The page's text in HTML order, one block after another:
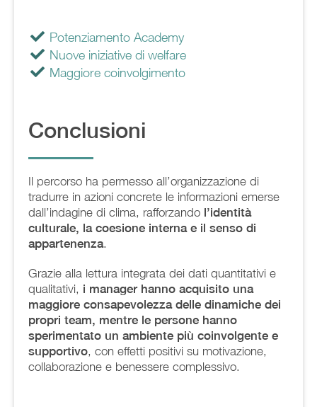
Potenziamento Academy
Nuove iniziative di welfare
Maggiore coinvolgimento
Conclusioni
Il percorso ha permesso all’organizzazione di
tradurre in azioni concrete le informazioni emerse
dall’indagine di clima, rafforzando l’identità
culturale, la coesione interna e il senso di
appartenenza.
Grazie alla lettura integrata dei dati quantitativi e
qualitativi, i manager hanno acquisito una
maggiore consapevolezza delle dinamiche dei
propri team, mentre le persone hanno
sperimentato un ambiente più coinvolgente e
supportivo, con effetti positivi su motivazione,
collaborazione e benessere complessivo.